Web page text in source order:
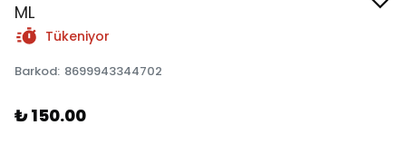
ML
Tükeniyor
Barkod: 8699943344702
₺ 150.00